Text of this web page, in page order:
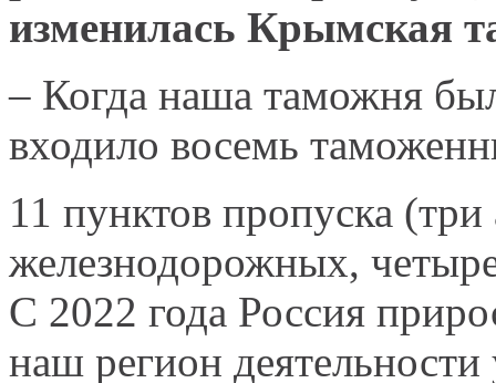
изменилась Крымская
– Когда наша таможня
входило восемь
11 пунктов пропуска
железнодорожных,
С 2022 года Россия
наш регион деятельности